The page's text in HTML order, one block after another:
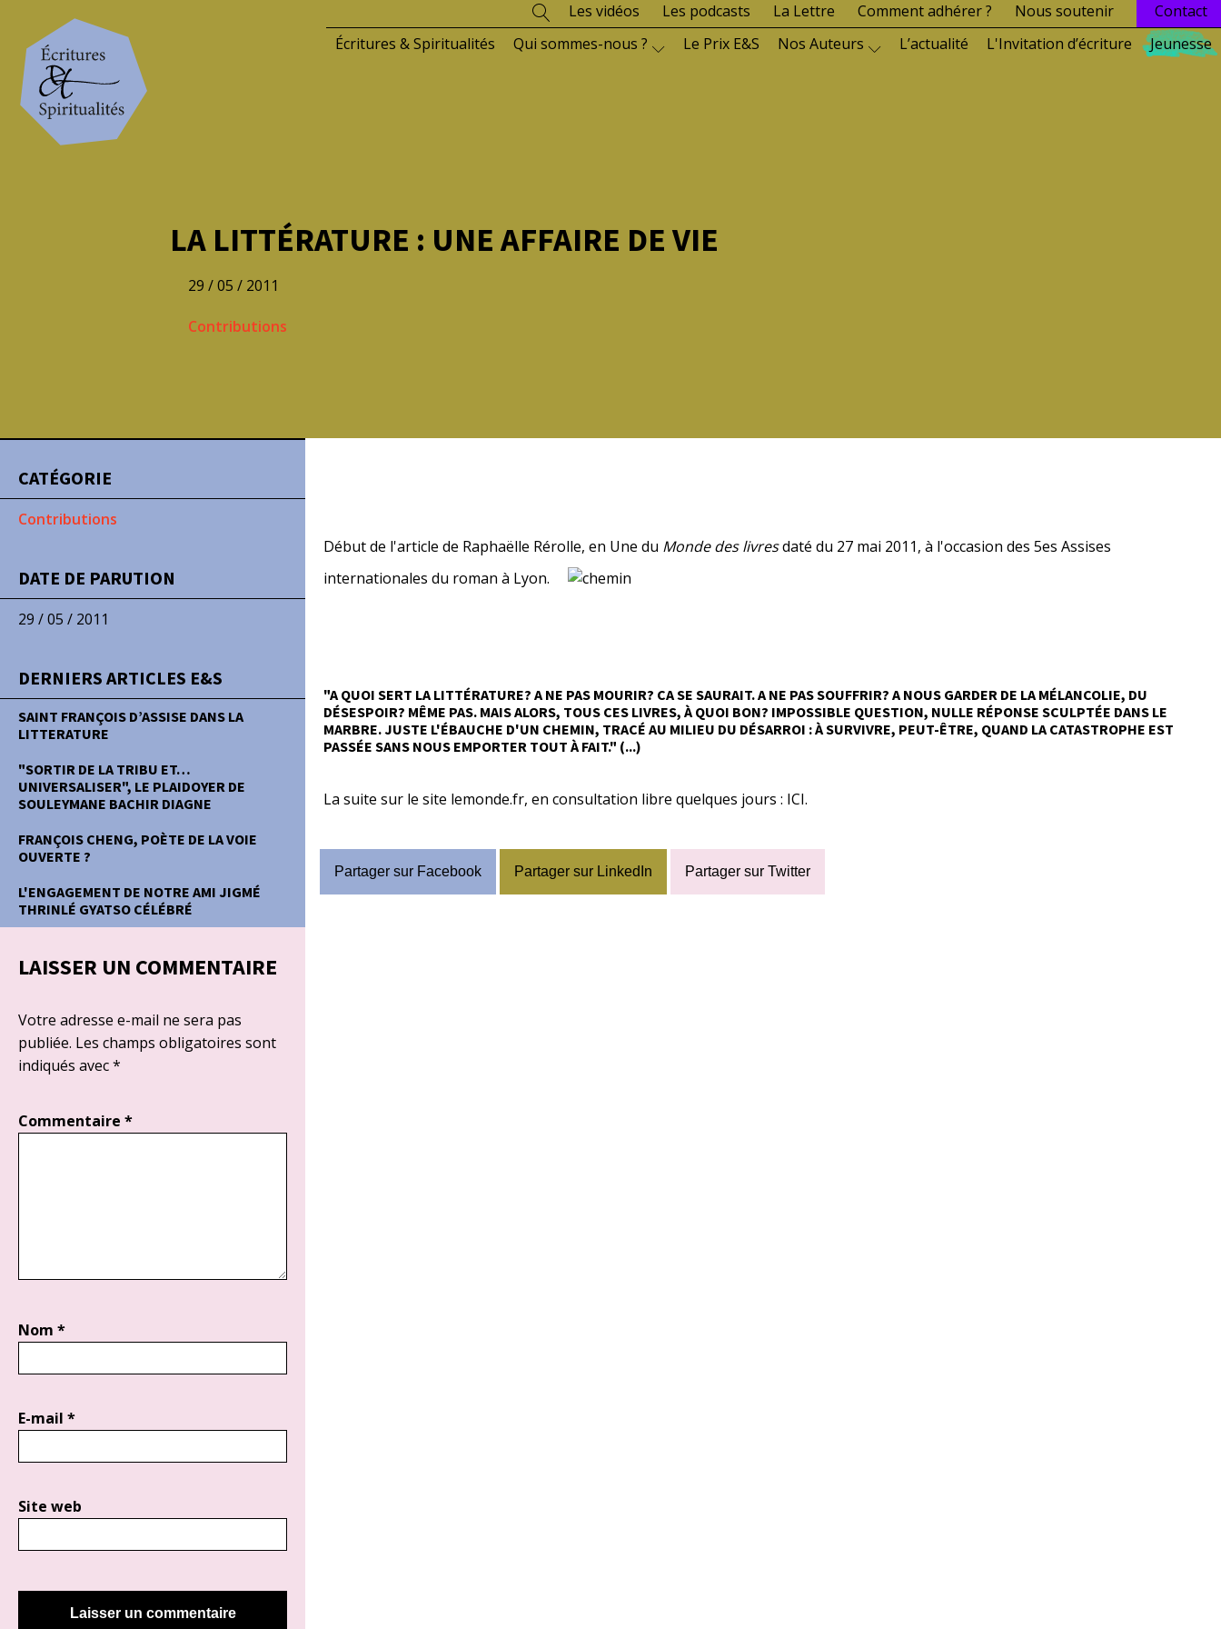
Les vidéos Les podcasts La Lettre Comment adhérer ? Nous soutenir
Contact
Écritures & Spiritualités
Qui sommes-nous ? Le Prix E&S Nos Auteurs L’actualité L'Invitation d’écriture Jeunesse
LA LITTÉRATURE : UNE AFFAIRE DE VIE
29 / 05 / 2011
Contributions
CATÉGORIE
Contributions
DATE DE PARUTION
29 / 05 / 2011
DERNIERS ARTICLES E&S
SAINT FRANÇOIS D’ASSISE DANS LA
LITTERATURE
"SORTIR DE LA TRIBU ET…
UNIVERSALISER", LE PLAIDOYER DE
SOULEYMANE BACHIR DIAGNE
FRANÇOIS CHENG, POÈTE DE LA VOIE
OUVERTE ?
L'ENGAGEMENT DE NOTRE AMI JIGMÉ
THRINLÉ GYATSO CÉLÉBRÉ
LAISSER UN COMMENTAIRE
Votre adresse e-mail ne sera pas
publiée. Les champs obligatoires sont
indiqués avec*
Commentaire *
Nom *
E-mail *
Site web
Début de l'article de Raphaëlle Rérolle, en Une du Monde des livresdaté du 27 mai 2011, à l'occasion des 5es Assises
internationales du roman à Lyon.
"A QUOI SERT LA LITTÉRATURE? A NE PAS MOURIR? CA SE SAURAIT. A NE PAS SOUFFRIR? A NOUS GARDER DE LA MÉLANCOLIE, DU
DÉSESPOIR? MÊME PAS. MAIS ALORS, TOUS CES LIVRES, À QUOI BON? IMPOSSIBLE QUESTION, NULLE RÉPONSE SCULPTÉE DANS LE
MARBRE. JUSTE L'ÉBAUCHE D'UN CHEMIN, TRACÉ AU MILIEU DU DÉSARROI : À SURVIVRE, PEUT-ÊTRE, QUAND LA CATASTROPHE EST
PASSÉE SANS NOUS EMPORTER TOUT À FAIT." (...)
La suite sur le site lemonde.fr, en consultation libre quelques jours : ICI.
Partager sur Facebook Partager sur LinkedIn Partager sur Twitter